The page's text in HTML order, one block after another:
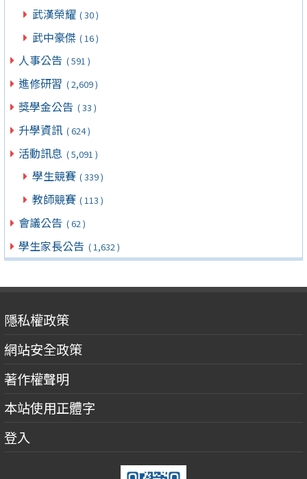
武漢榮耀 ( 30 )
武中豪傑 ( 16 )
人事公告 ( 591 )
進修研習 ( 2,609 )
獎學金公告 ( 33 )
升學資訊 ( 624 )
活動訊息 ( 5,091 )
學生競賽 ( 339 )
教師競賽 ( 113 )
會議公告 ( 62 )
學生家長公告 ( 1,632 )
隱私權政策
網站安全政策
著作權聲明
本站使用正體字
登入